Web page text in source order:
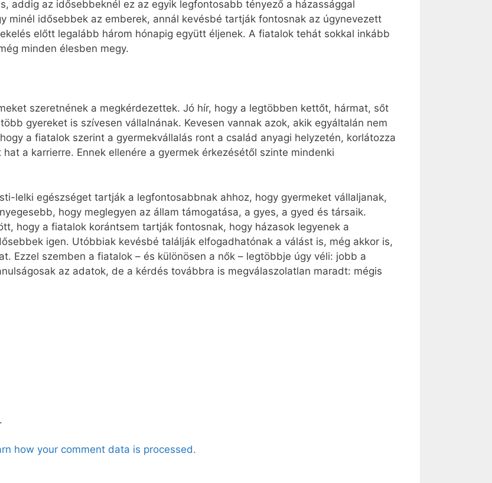
addig az idősebbeknél ez az egyik legfontosabb tényező a házassággal
minél idősebbek az emberek, annál kevésbé tartják fontosnak az úgynevezett
előtt legalább három hónapig együtt éljenek. A fiatalok tehát sokkal inkább
minden élesben megy.
szeretnének a megkérdezettek. Jó hír, hogy a legtöbben kettőt, hármat, sőt
gyereket is szívesen vállalnának. Kevesen vannak azok, akik egyáltalán nem
a fiatalok szerint a gyermekvállalás ront a család anyagi helyzetén, korlátozza
a karrierre. Ennek ellenére a gyermek érkezésétől szinte mindenki
lelki egészséget tartják a legfontosabbnak ahhoz, hogy gyermeket vállaljanak,
hogy meglegyen az állam támogatása, a gyes, a gyed és társaik.
hogy a fiatalok korántsem tartják fontosnak, hogy házasok legyenek a
igen. Utóbbiak kevésbé találják elfogadhatónak a válást is, még akkor is,
Ezzel szemben a fiatalok – és különösen a nők – legtöbbje úgy véli: jobb a
az adatok, de a kérdés továbbra is megválaszolatlan maradt: mégis
.
how your comment data is processed.